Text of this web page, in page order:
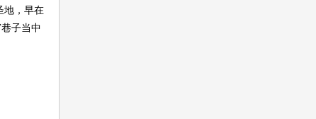
地，早在
子当中